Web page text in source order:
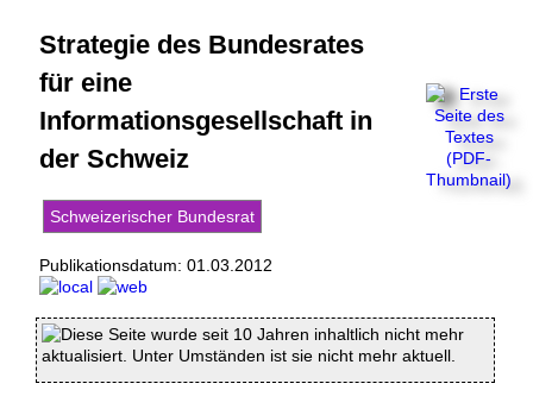
Strategie des Bundesrates
für eine
Informationsgesellschaft in
der Schweiz
Schweizerischer Bundesrat
Publikationsdatum: 01.03.2012
Diese Seite wurde seit 10 Jahren inhaltlich nicht mehr
aktualisiert. Unter Umständen ist sie nicht mehr aktuell.